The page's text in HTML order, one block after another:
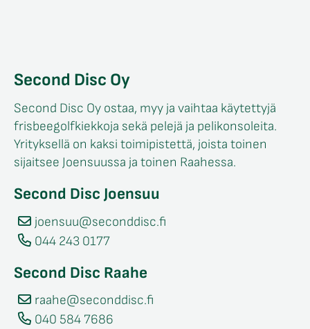
Second Disc Oy
Second Disc Oy ostaa, myy ja vaihtaa käytettyjä
frisbeegolfkiekkoja sekä pelejä ja pelikonsoleita.
Yrityksellä on kaksi toimipistettä, joista toinen
sijaitsee Joensuussa ja toinen Raahessa.
Second Disc Joensuu
joensuu@seconddisc.fi
044 243 0177
Second Disc Raahe
raahe@seconddisc.fi
040 584 7686